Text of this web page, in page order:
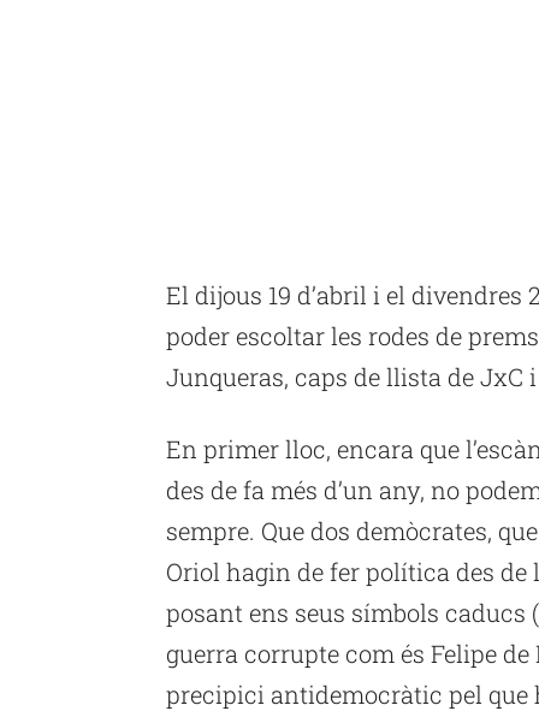
El dijous 19 d’abril i el divendres
poder escoltar les rodes de
Junqueras, caps de llista de JxC
En primer lloc, encara que
des de fa més d’un any, no
sempre. Que dos demòcrates,
Oriol hagin de fer política des
posant ens seus símbols caducs
guerra corrupte com és Felipe
precipici antidemocràtic pel que